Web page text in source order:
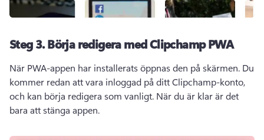
Steg 3. Börja redigera med Clipchamp PWA
När PWA-appen har installerats öppnas den på skärmen. Du
kommer redan att vara inloggad på ditt Clipchamp-konto,
och kan börja redigera som vanligt. När du är klar är det
bara att stänga appen.